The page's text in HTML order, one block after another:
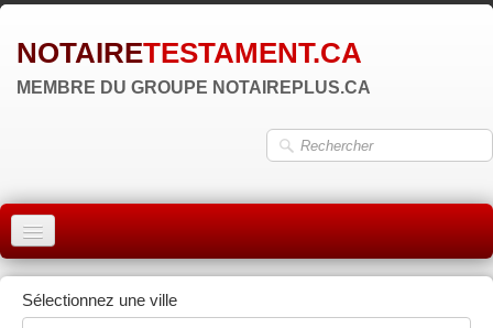
NOTAIRETESTAMENT.CA
MEMBRE DU GROUPE NOTAIREPLUS.CA
ACCUEIL
MONTRÉAL
Sélectionnez une ville